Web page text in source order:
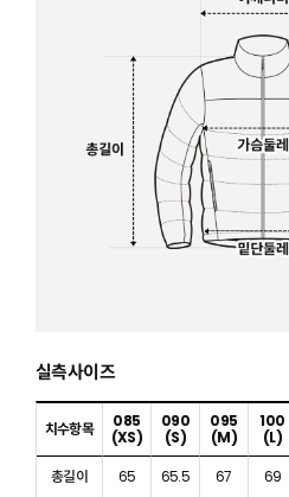
실측사이즈
치수항목
085
(XS)
090
(S)
095
(M)
100
(L)
총길이
65 65.5 67 69